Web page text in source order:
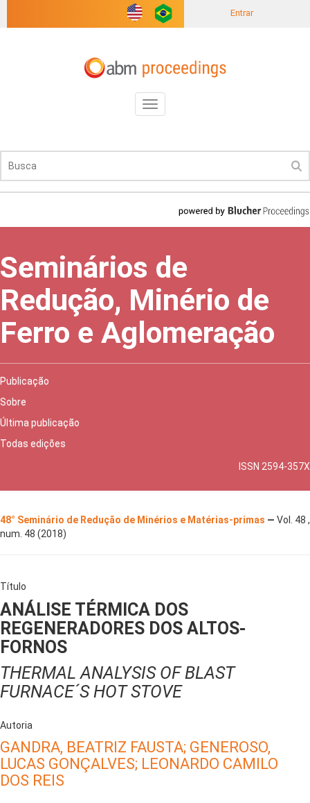
Entrar
Toggle
navigation
Seminários de
Redução, Minério de
Ferro e Aglomeração
Publicação
Sobre
Última publicação
Todas edições
ISSN 2594-357X
48° Seminário de Redução de Minérios e Matérias-primas — Vol. 48 ,
num. 48 (2018)
Título
ANÁLISE TÉRMICA DOS
REGENERADORES DOS ALTOS-
FORNOS
THERMAL ANALYSIS OF BLAST
FURNACE´S HOT STOVE
Autoria
GANDRA, BEATRIZ FAUSTA; GENEROSO,
LUCAS GONÇALVES; LEONARDO CAMILO
DOS REIS